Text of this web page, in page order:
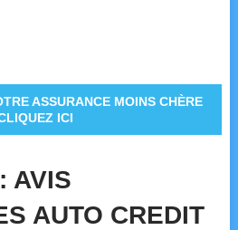
ASSURANCE MOINS CHÈRE
ICI
AVIS
AUTO CREDIT